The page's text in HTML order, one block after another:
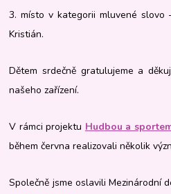
3. místo v kategorii mluvené slovo
Kristián.
Dětem srdečně gratulujeme a
našeho zařízení.
V rámci projektu Hudbou a
během června realizovali několik
Společně jsme oslavili Mezinárodní